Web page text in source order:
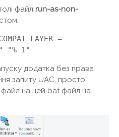
файл run-as-non-
=
"% 1"
додатка без права
запиту UAC, просто
файл на цей bat файл на